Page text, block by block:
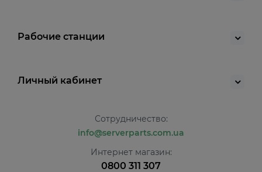
Рабочие станции
Личный кабинет
Сотрудничество:
info@serverparts.com.ua
Интернет магазин:
0800 311 307